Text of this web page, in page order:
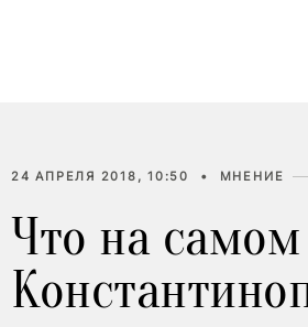
24 АПРЕЛЯ 2018, 10:50 • МНЕНИЕ
Что на самом